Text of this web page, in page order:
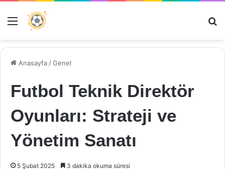
Menü
Anasayfa /Genel
Futbol Teknik Direktör
Oyunları: Strateji ve
Yönetim Sanatı
5 Şubat 2025 3 dakika okuma süresi